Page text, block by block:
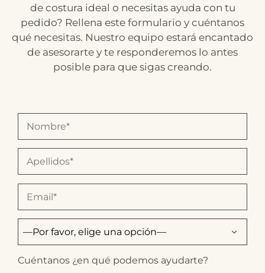
de costura ideal o necesitas ayuda con tu
pedido? Rellena este formulario y cuéntanos
qué necesitas. Nuestro equipo estará encantado
de asesorarte y te responderemos lo antes
posible para que sigas creando.
Cuéntanos ¿en qué podemos ayudarte?